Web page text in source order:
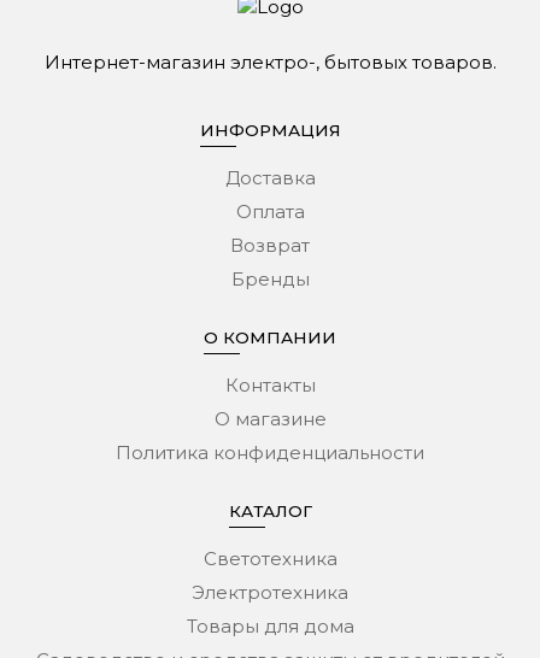
Интернет-магазин электро-, бытовых товаров.
ИНФОРМАЦИЯ
Доставка
Оплата
Возврат
Бренды
О КОМПАНИИ
Контакты
О магазине
Политика конфиденциальности
КАТАЛОГ
Светотехника
Электротехника
Товары для дома